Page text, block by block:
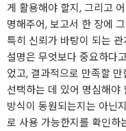
게 활용해야 할지, 그리고
명해주어, 보고서 한 장에
특히 신뢰가 바탕이 되는
설명은 무엇보다 중요하다
었고, 결과적으로 만족할
선택하는 데 있어 명심해야
방식이 동원되는지는 아닌
로 사용 가능한지를 확인하